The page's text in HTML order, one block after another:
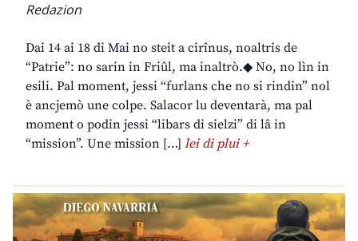
Redazion
Dai 14 ai 18 di Mai no steit a cirînus, noaltris de
“Patrie”: no sarin in Friûl, ma inaltrò.◆ No, no lìn in
esili. Pal moment, jessi “furlans che no si rindin” nol
è ancjemò une colpe. Salacor lu deventarà, ma pal
moment o podin jessi “libars di sielzi” di lâ in
“mission”. Une mission […] lei di plui +